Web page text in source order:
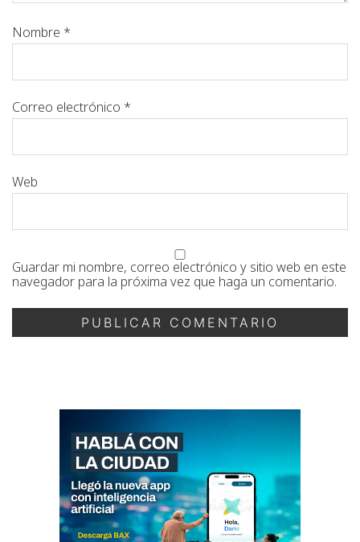
Nombre *
Correo electrónico *
Web
Guardar mi nombre, correo electrónico y sitio web en este
navegador para la próxima vez que haga un comentario.